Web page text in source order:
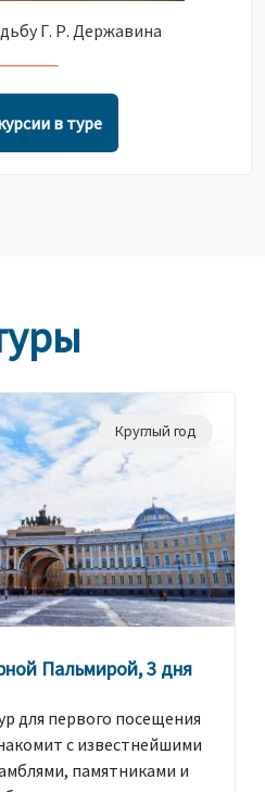
Г. Р. Державина
в туре
Круглый год
Пальмирой, 3 дня
для первого посещения
с известнейшими
памятниками и